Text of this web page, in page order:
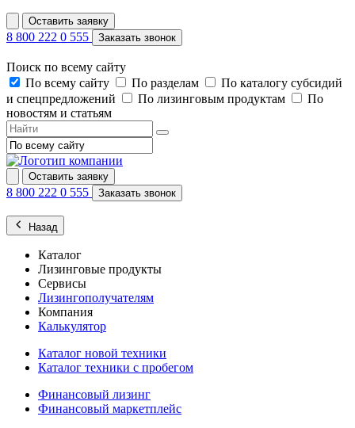
Оставить заявку
8 800 222 0 555 Заказать звонок
Поиск по всему сайту
По всему сайту
По разделам
По каталогу субсидий
и спецпредложений
По лизинговым продуктам
По
новостям и статьям
Оставить заявку
8 800 222 0 555 Заказать звонок
Назад
Каталог
Лизинговые продукты
Сервисы
Лизингополучателям
Компания
Калькулятор
Каталог новой техники
Каталог техники с пробегом
Финансовый лизинг
Финансовый маркетплейс